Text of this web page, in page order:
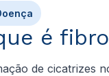
é
de cicatrizes